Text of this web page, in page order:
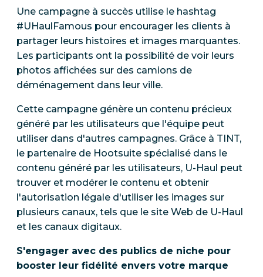
Une campagne à succès utilise le hashtag
#UHaulFamous pour encourager les clients à
partager leurs histoires et images marquantes.
Les participants ont la possibilité de voir leurs
photos affichées sur des camions de
déménagement dans leur ville.
Cette campagne génère un contenu précieux
généré par les utilisateurs que l'équipe peut
utiliser dans d'autres campagnes. Grâce à TINT,
le partenaire de Hootsuite spécialisé dans le
contenu généré par les utilisateurs, U-Haul peut
trouver et modérer le contenu et obtenir
l'autorisation légale d'utiliser les images sur
plusieurs canaux, tels que le site Web de U-Haul
et les canaux digitaux.
S'engager avec des publics de niche pour
booster leur fidélité envers votre marque